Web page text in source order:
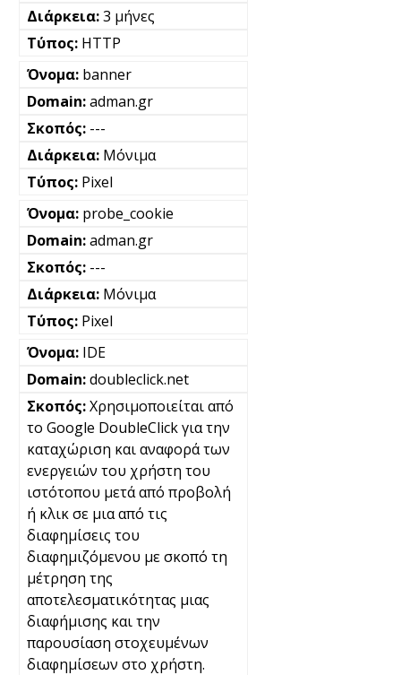
3 μήνες
HTTP
banner
adman.gr
---
Μόνιμα
Pixel
probe_cookie
adman.gr
---
Μόνιμα
Pixel
IDE
doubleclick.net
Χρησιμοποιείται από
το Google DoubleClick για την
καταχώριση και αναφορά των
ενεργειών του χρήστη του
ιστότοπου μετά από προβολή
ή κλικ σε μια από τις
διαφημίσεις του
διαφημιζόμενου με σκοπό τη
μέτρηση της
αποτελεσματικότητας μιας
διαφήμισης και την
παρουσίαση στοχευμένων
διαφημίσεων στο χρήστη.